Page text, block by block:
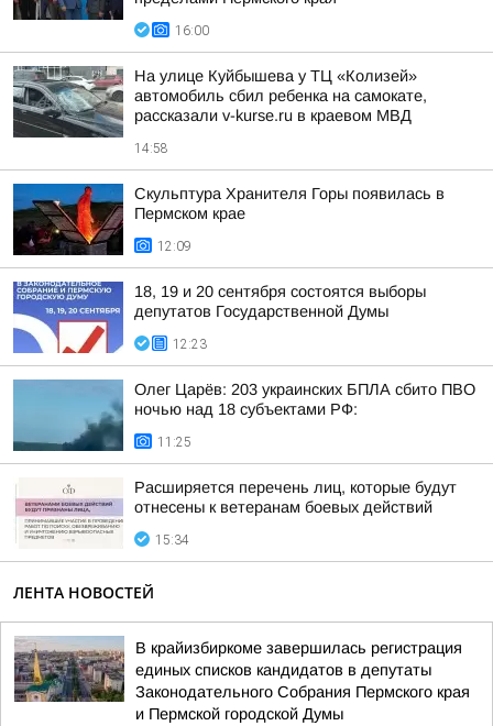
16:00
На улице Куйбышева у ТЦ «Колизей»
автомобиль сбил ребенка на самокате,
рассказали v-kurse.ru в краевом МВД
14:58
Скульптура Хранителя Горы появилась в
Пермском крае
12:09
18, 19 и 20 сентября состоятся выборы
депутатов Государственной Думы
12:23
Олег Царёв: 203 украинских БПЛА сбито ПВО
ночью над 18 субъектами РФ:
11:25
Расширяется перечень лиц, которые будут
отнесены к ветеранам боевых действий
15:34
ЛЕНТА НОВОСТЕЙ
В крайизбиркоме завершилась регистрация
единых списков кандидатов в депутаты
Законодательного Собрания Пермского края
и Пермской городской Думы